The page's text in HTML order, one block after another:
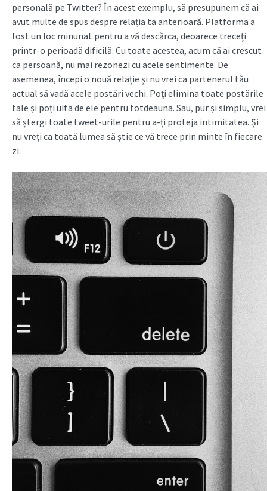
personală pe Twitter? În acest exemplu, să presupunem că ai
avut multe de spus despre relația ta anterioară. Platforma a
fost un loc minunat pentru a vă descărca, deoarece treceți
printr-o perioadă dificilă. Cu toate acestea, acum că ai crescut
ca persoană, nu mai rezonezi cu acele sentimente. De
asemenea, începi o nouă relație și nu vrei ca partenerul tău
actual să vadă acele postări vechi. Poți elimina toate postările
tale și poți uita de ele pentru totdeauna. Sau, pur și simplu, vrei
să ștergi toate tweet-urile pentru a-ți proteja intimitatea. Și
nu vreți ca toată lumea să știe ce vă trece prin minte în fiecare
zi.